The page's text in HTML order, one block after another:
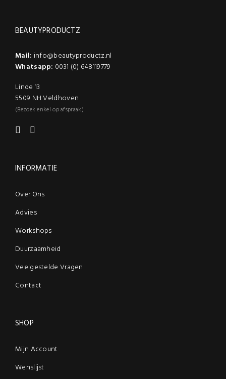
BEAUTYPRODUCTZ
Mail: info@beautyproductz.nl
Whatsapp: 0031 (0) 648119779
Linde 13
5509 NH Veldhoven
(Bezoek enkel op afspraak)
INFORMATIE
Over Ons
Advies
Workshops
Duurzaamheid
Veelgestelde Vragen
Contact
SHOP
Mijn Account
Wenslijst